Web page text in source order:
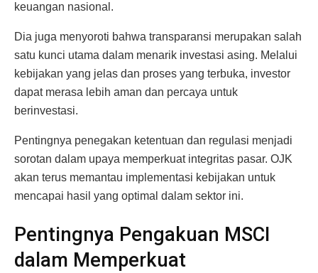
keuangan nasional.
Dia juga menyoroti bahwa transparansi merupakan salah
satu kunci utama dalam menarik investasi asing. Melalui
kebijakan yang jelas dan proses yang terbuka, investor
dapat merasa lebih aman dan percaya untuk
berinvestasi.
Pentingnya penegakan ketentuan dan regulasi menjadi
sorotan dalam upaya memperkuat integritas pasar. OJK
akan terus memantau implementasi kebijakan untuk
mencapai hasil yang optimal dalam sektor ini.
Pentingnya Pengakuan MSCI
dalam Memperkuat